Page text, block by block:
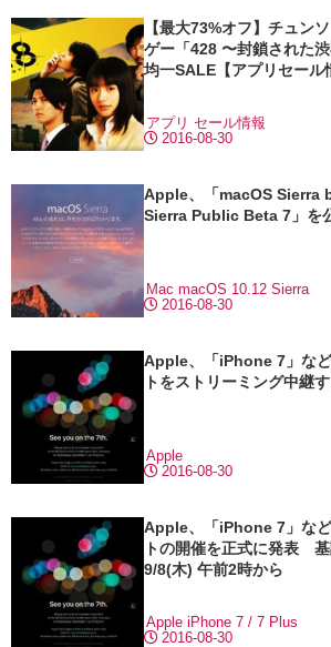
【最大73%オフ】チュン
ゲー「428 〜封鎖された
均一SALE【アプリセール
2016-08-30
アプリ セール情報
Apple、「macOS Sierra
Sierra Public Beta 7」を
2016-08-30
Mac macOS 10.12 Sierra
Apple、「iPhone 7」な
トをストリーミング中継
2016-08-30
Apple
Apple、「iPhone 7」な
トの開催を正式に発表
9/8(木) 午前2時から
2016-08-30
Apple iPhone 7 / 7 Plus